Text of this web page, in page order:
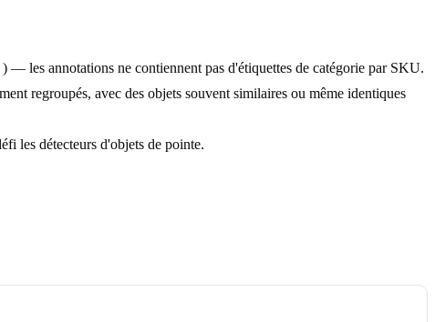
) — les annotations ne contiennent pas d'étiquettes de catégorie par SKU.
regroupés, avec des objets souvent similaires ou même identiques
les détecteurs d'objets de pointe.